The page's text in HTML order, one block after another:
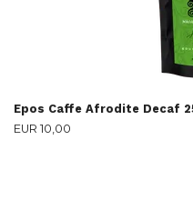
Epos Caffe Afrodite Decaf
EUR 10,00